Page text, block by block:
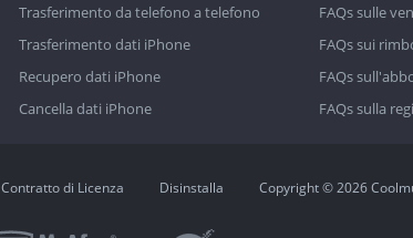
Trasferimento da telefono a telefono
Trasferimento dati iPhone
Recupero dati iPhone
Cancella dati iPhone
FAQs sulle
FAQs sui
FAQs
FAQs sulla
Contratto di Licenza Disinstalla Copyright © 2026